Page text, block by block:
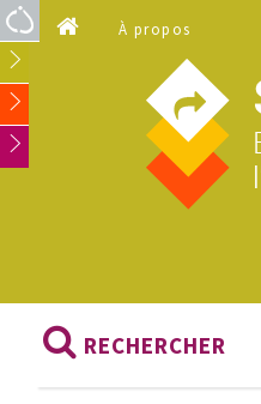
Aller au contenu principal
À propos
RECHERCHER